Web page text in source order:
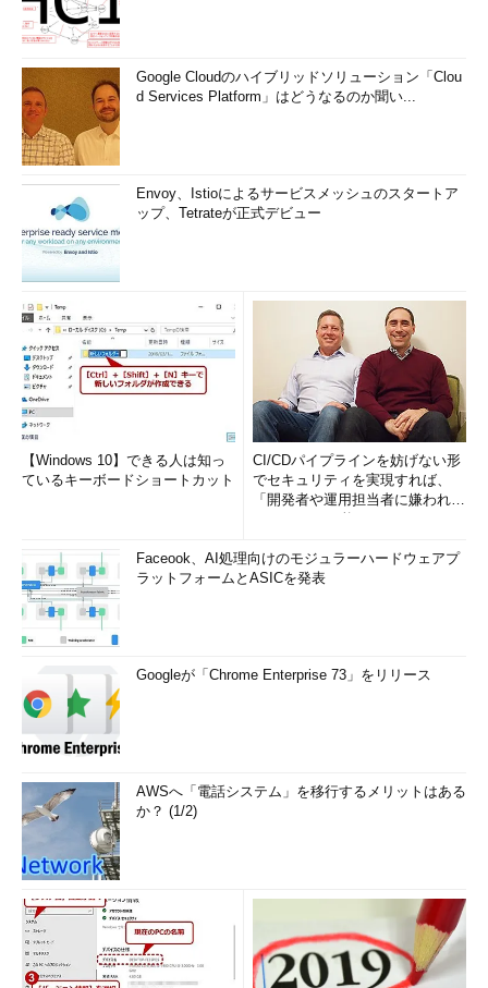
Google Cloudのハイブリッドソリューション「Clou
d Services Platform」はどうなるのか聞い...
Envoy、Istioによるサービスメッシュのスタートア
ップ、Tetrateが正式デビュー
【Windows 10】できる人は知っ
ているキーボードショートカット
CI/CDパイプラインを妨げない形
でセキュリティを実現すれば、
「開発者や運用担当者に嫌われな
Faceook、AI処理向けのモジュラーハードウェアプ
ラットフォームとASICを発表
Googleが「Chrome Enterprise 73」をリリース
AWSへ「電話システム」を移行するメリットはある
か？ (1/2)